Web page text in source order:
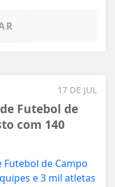
17 DE JUL
Futebol de
com 140